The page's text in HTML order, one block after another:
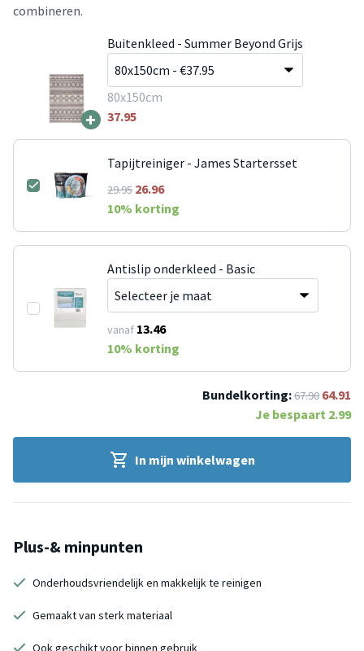
combineren.
+
Buitenkleed - Summer Beyond Grijs
80x150cm
37.95
Tapijtreiniger - James Startersset
29.9526.96
10% korting
Antislip onderkleed - Basic
vanaf 13.46
10% korting
Bundelkorting:67.90 64.91
Je bespaart 2.99
In mijn winkelwagen
Plus-& minpunten
Onderhoudsvriendelijk en makkelijk te reinigen
Gemaakt van sterk materiaal
Ook geschikt voor binnen gebruik